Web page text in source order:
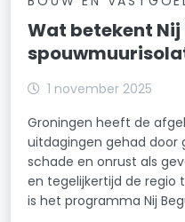
Wat betekent Nij
1 november 2025
Groningen heeft de
uitdagingen gehad door
schade en onrust als
en tegelijkertijd de
is het programma Nij